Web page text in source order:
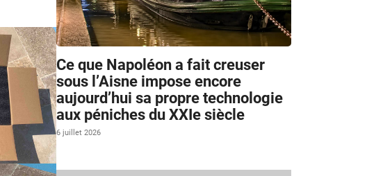
Ce que Napoléon a fait creuser
sous l’Aisne impose encore
aujourd’hui sa propre technologie
aux péniches du XXIe siècle
6 juillet 2026